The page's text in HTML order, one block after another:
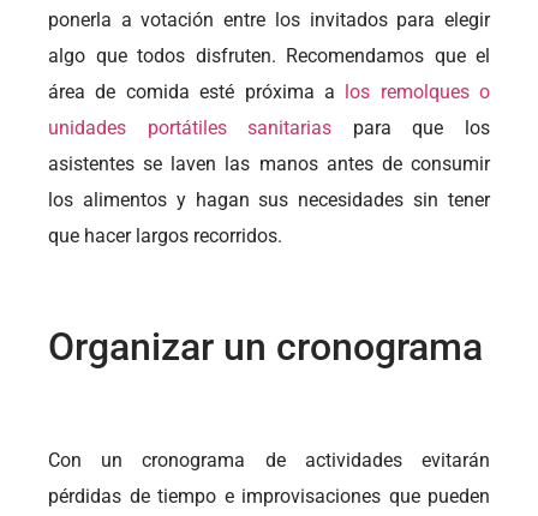
ponerla a votación entre los invitados para elegir
algo que todos disfruten. Recomendamos que el
área de comida esté próxima a los remolques o
unidades portátiles sanitarias para que los
asistentes se laven las manos antes de consumir
los alimentos y hagan sus necesidades sin tener
que hacer largos recorridos.
Organizar un cronograma
Con un cronograma de actividades evitarán
pérdidas de tiempo e improvisaciones que pueden